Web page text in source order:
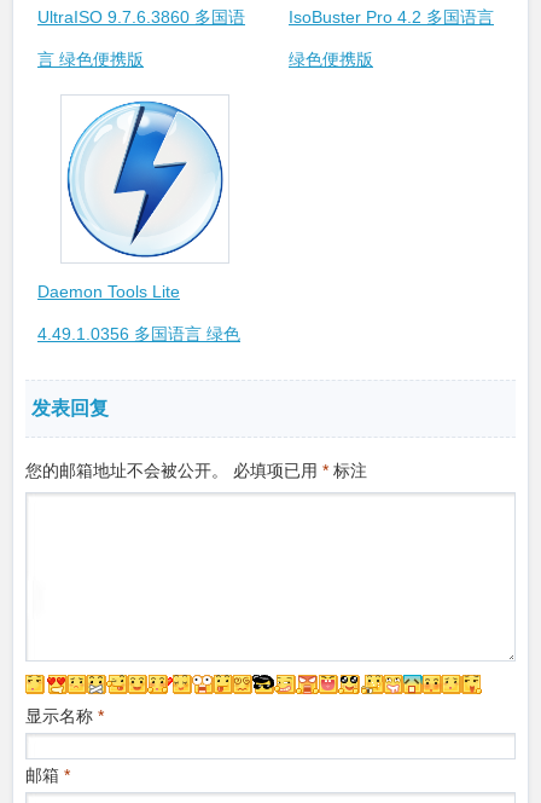
UltraISO 9.7.6.3860 多国语
言 绿色便携版
IsoBuster Pro 4.2 多国语言
绿色便携版
Daemon Tools Lite
4.49.1.0356 多国语言 绿色
便携版
发表回复
您的邮箱地址不会被公开。 必填项已用 * 标注
显示名称 *
邮箱 *